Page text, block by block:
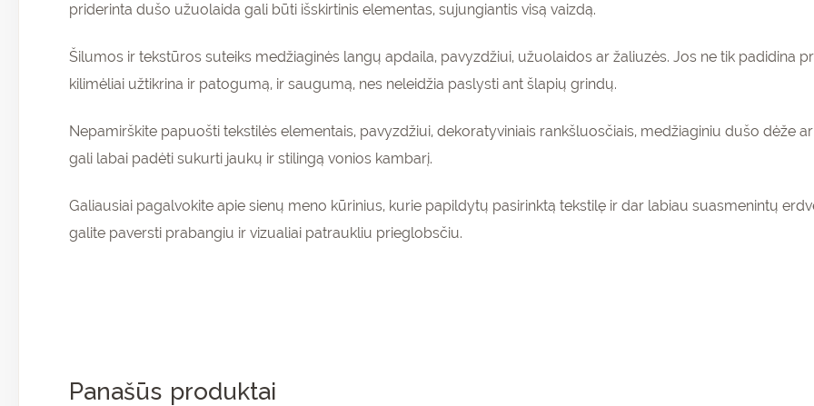
priderinta dušo užuolaida gali būti išskirtinis elementas, sujungiantis visą vaizdą.
Šilumos ir tekstūros suteiks medžiaginės langų apdaila, pavyzdžiui, užuolaidos ar žaliuzės. Jos ne tik padidina
kilimėliai užtikrina ir patogumą, ir saugumą, nes neleidžia paslysti ant šlapių grindų.
Nepamirškite papuošti tekstilės elementais, pavyzdžiui, dekoratyviniais rankšluosčiais, medžiaginiu dušo dėže
gali labai padėti sukurti jaukų ir stilingą vonios kambarį.
Galiausiai pagalvokite apie sienų meno kūrinius, kurie papildytų pasirinktą tekstilę ir dar labiau suasmenintų
galite paversti prabangiu ir vizualiai patraukliu prieglobsčiu.
Panašūs produktai